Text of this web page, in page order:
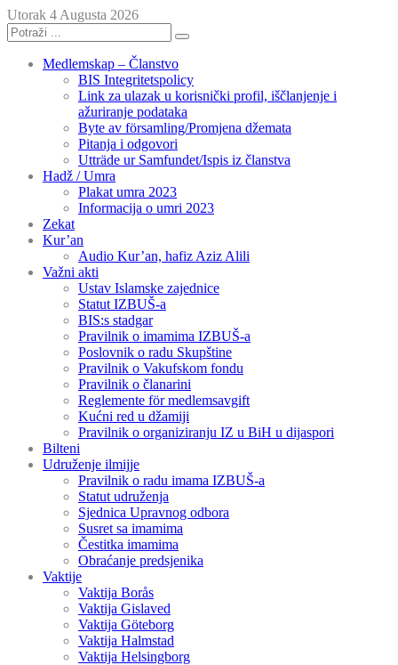
Utorak 4 Augusta 2026
Medlemskap – Članstvo
BIS Integritetspolicy
Link za ulazak u korisnički profil, iščlanjenje i
ažuriranje podataka
Byte av församling/Promjena džemata
Pitanja i odgovori
Utträde ur Samfundet/Ispis iz članstva
Hadž / Umra
Plakat umra 2023
Informacija o umri 2023
Zekat
Kur’an
Audio Kur’an, hafiz Aziz Alili
Važni akti
Ustav Islamske zajednice
Statut IZBUŠ-a
BIS:s stadgar
Pravilnik o imamima IZBUŠ-a
Poslovnik o radu Skupštine
Pravilnik o Vakufskom fondu
Pravilnik o članarini
Reglemente för medlemsavgift
Kućni red u džamiji
Pravilnik o organiziranju IZ u BiH u dijaspori
Bilteni
Udruženje ilmijje
Pravilnik o radu imama IZBUŠ-a
Statut udruženja
Sjednica Upravnog odbora
Susret sa imamima
Čestitka imamima
Obraćanje predsjenika
Vaktije
Vaktija Borås
Vaktija Gislaved
Vaktija Göteborg
Vaktija Halmstad
Vaktija Helsingborg